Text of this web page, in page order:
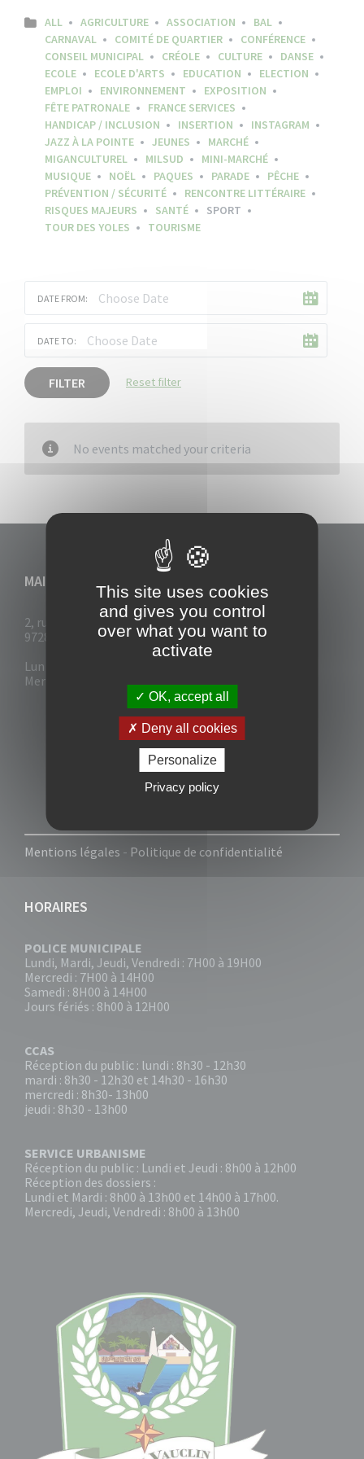
ALL AGRICULTURE ASSOCIATION
BAL
CARNAVAL
COMITÉ DE QUARTIER
CONFÉRENCE
CONSEIL MUNICIPAL
CRÉOLE CULTURE
DANSE
ECOLE
ECOLE D'ARTS EDUCATION
ELECTION
EMPLOI
ENVIRONNEMENT
EXPOSITION
FÊTE PATRONALE
FRANCE SERVICES
HANDICAP / INCLUSION
INSERTION
INSTAGRAM
JAZZ À LA POINTE
JEUNES
MARCHÉ
MIGANCULTUREL
MILSUD
MINI-MARCHÉ
MUSIQUE
NOËL PAQUES PARADE
PÊCHE
PRÉVENTION / SÉCURITÉ
RENCONTRE LITTÉRAIRE
RISQUES MAJEURS
SANTÉ
SPORT
TOUR DES YOLES
TOURISME
DATE FROM:
DATE TO:
FILTER Reset filter
No events matched your criteria
MAIRIE DU VAUCLIN
2, rue Collignon
97280 Le Vauclin
Lun - Mar : 7h30- 13h & 14h-17h
Mer-Jeu-Vend : 7h30 - 13h30
Mentions légales - Politique de confidentialité
HORAIRES
POLICE MUNICIPALE
Lundi, Mardi, Jeudi, Vendredi : 7H00 à 19H00
Mercredi : 7H00 à 14H00
Samedi : 8H00 à 14H00
Jours fériés : 8h00 à 12H00
CCAS
Réception du public : lundi : 8h30 - 12h30
mardi : 8h30 - 12h30 et 14h30 - 16h30
mercredi : 8h30- 13h00
jeudi : 8h30 - 13h00
SERVICE URBANISME
Réception du public : Lundi et Jeudi : 8h00 à 12h00
Réception des dossiers :
Lundi et Mardi : 8h00 à 13h00 et 14h00 à 17h00.
Mercredi, Jeudi, Vendredi : 8h00 à 13h00
This site uses cookies
and gives you control
over what you want to
activate
OK, accept all
Deny all cookies
Personalize
Privacy policy